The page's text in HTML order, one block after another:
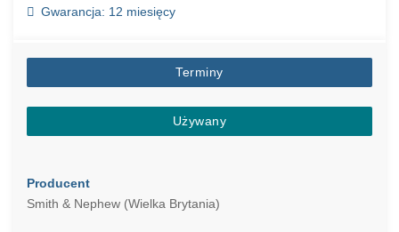
Gwarancja: 12 miesięcy
Terminy
Używany
Producent
Smith & Nephew (Wielka Brytania)